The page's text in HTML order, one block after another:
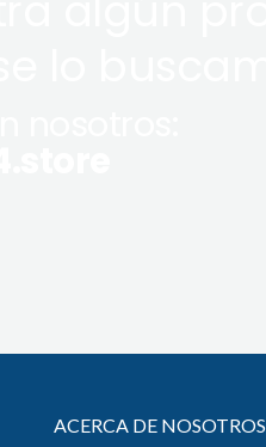
ACERCA DE NOSOTROS